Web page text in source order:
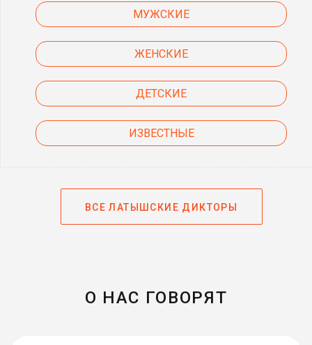
МУЖСКИЕ
ЖЕНСКИЕ
ДЕТСКИЕ
ИЗВЕСТНЫЕ
ВСЕ ЛАТЫШСКИЕ ДИКТОРЫ
О НАС ГОВОРЯТ